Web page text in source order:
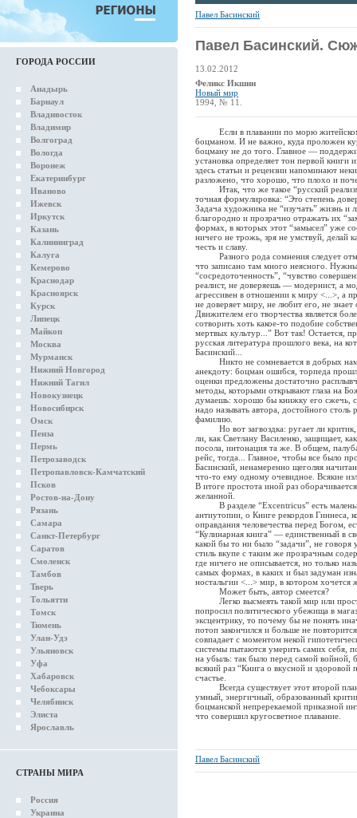
ГОРОДА РОССИИ
Анадырь
Барнаул
Владивосток
Владимир
Волгоград
Вологда
Воронеж
Екатеринбург
Иваново
Ижевск
Иркутск
Казань
Калининград
Калуга
Кемерово
Краснодар
Красноярск
Курск
Липецк
Майкоп
Москва
Мурманск
Нижний Новгород
Нижний Тагил
Новокузнецк
Новосибирск
Омск
Пенза
Пермь
Петрозаводск
Петропавловск-Камчатский
Псков
Ростов-на-Дону
Рязань
Самара
Санкт-Петербург
Саратов
Смоленск
Тамбов
Тверь
Тольятти
Томск
Тюмень
Улан-Удэ
Ульяновск
Уфа
Хабаровск
Чебоксары
Челябинск
Элиста
Ярославль
СТРАНЫ МИРА
Россия
Украина
Павел Басинский
Павел Басинский.
13.02.2012
Феликс Икшин
Новый мир
1994, № 11.
Если в плавании по морю житейскому
боцманом. И не важно, куда проложен
боцману не до того. Главное —
установка определяет тон первой книги
здесь статьи и рецензии напоминают
разложено, что хорошо, что плохо и
Итак, что же такое “русский
точная формулировка: “Это степень
Задача художника не “изучать” жизнь
благородно и прозрачно отражать их
формах, в которых этот “замысел” уже
ничего не трожь, зря не умствуй, делай
честь и славу.
Разного рода сомнения следует
что записано там много неясного. Нужны
“сосредоточенность”, “чувство
реалист, не доверяешь — модернист, а
агрессивен в отношении к миру <...>, а
не доверяет миру, не любит его, не
Движителем его творчества является
сотворить хоть какое-то подобие
мертвых культур...” Вот так! Остается,
русская литература прошлого века, на
Басинский...
Никто не сомневается в добрых
анекдоту: боцман ошибся, торпеда
оценки предложены достаточно
методы, которыми открывают глаза на
думаешь: хорошо бы книжку его сжечь,
надо называть автора, достойного
фамилию.
Но вот загвоздка: ругает ли критик,
ли, как Светлану Василенко, защищает,
посола, интонация та же. В общем,
рейс, тогда... Главное, чтобы все было
Басинский, ненамеренно щеголяя
что-то ему одному очевидное. Всякие
В итоге простота иной раз
желанной.
В разделе “Excentricus” есть
антиутопии, о Книге рекордов Гиннеса,
оправдания человечества перед Богом,
“Кулинарная книга” — единственный в
какой бы то ни было “задачи”, не
стиль вкупе с таким же прозрачным
где ничего не описывается, но только
самых формах, в каких и был задуман
ностальгии <...> мир, в котором хочется
Может быть, автор смеется?
Легко высмеять такой мир или
попросил политического убежища в
эксцентрику, то почему бы не понять
потоп закончился и больше не
совпадает с моментом некой
системы пытаются умерить самих себя,
на убыль: так было перед самой войной,
всякий раз “Книга о вкусной и здоровой
счастье.
Всегда существует этот второй
умный, энергичный, образованный
боцманской непререкаемой приказной
что совершил кругосветное плавание.
Павел Басинский